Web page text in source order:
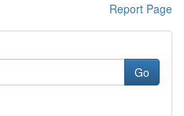
Report Page
Go